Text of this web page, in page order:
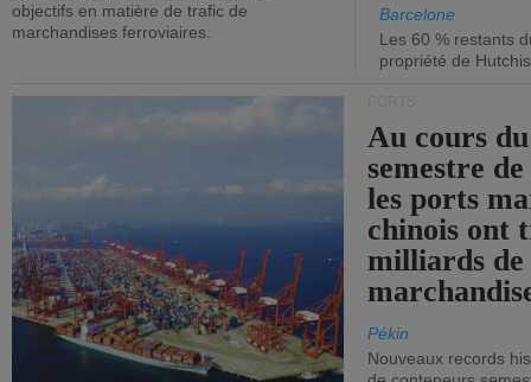
objectifs en matière de trafic de
marchandises ferroviaires.
Barcelone
Les 60 % restants
propriété de
Au cours
semestre
les ports
chinois ont
milliards de
Pékin
Nouveaux records